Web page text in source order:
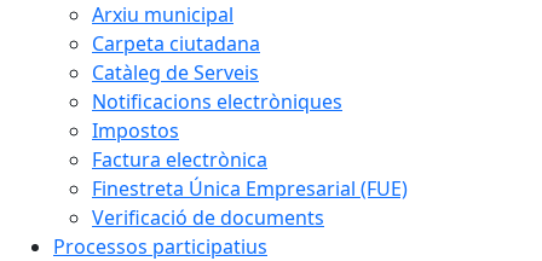
Arxiu municipal
Carpeta ciutadana
Catàleg de Serveis
Notificacions electròniques
Impostos
Factura electrònica
Finestreta Única Empresarial (FUE)
Verificació de documents
Processos participatius